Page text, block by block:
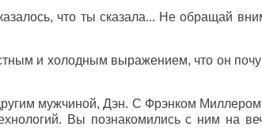
что ты сказала... Не обращай
и холодным выражением, что он
мужчиной, Дэн. С Фрэнком
Вы познакомились с ним на